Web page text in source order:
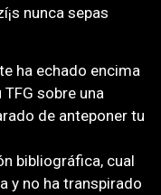
nunca sepas
ha echado encima
sobre una
de anteponer tu
bibliográfica, cual
y no ha transpirado